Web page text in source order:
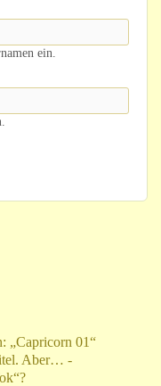
ein.
„Capricorn 01“
Aber… -